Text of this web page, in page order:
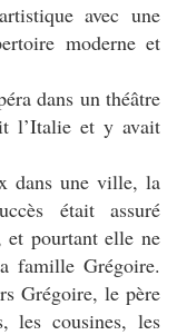
avec une
moderne et
dans un théâtre
l’Italie et y avait
dans une ville, la
était assuré
et pourtant elle ne
famille Grégoire.
Grégoire, le père
les cousines, les